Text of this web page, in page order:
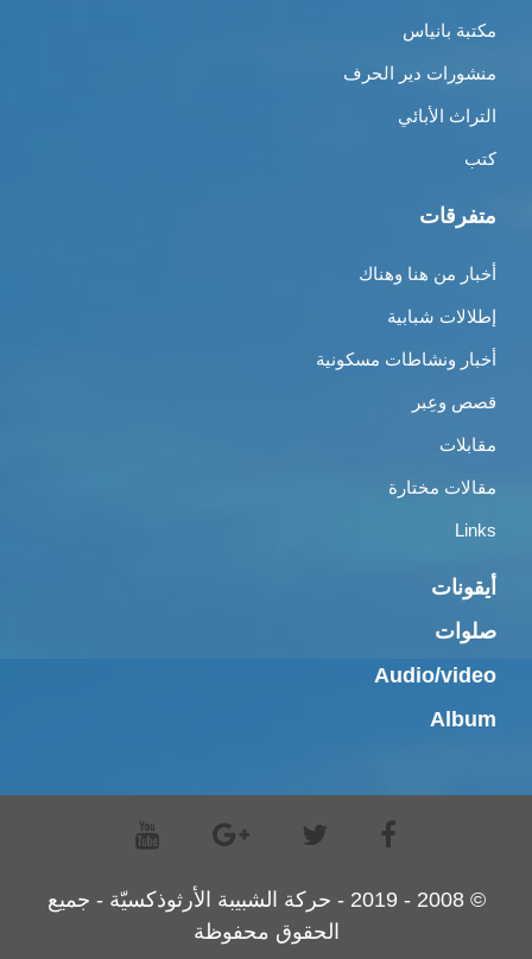
مكتبة بانياس
منشورات دير الحرف
التراث الأبائي
كتب
متفرقات
أخبار من هنا وهناك
إطلالات شبابية
أخبار ونشاطات مسكونية
قصص وعِبر
مقابلات
مقالات مختارة
Links
أيقونات
صلوات
Audio/video
Album
© 2008 - 2019 - حركة الشبيبة الأرثوذكسيّة - جميع
الحقوق محفوظة